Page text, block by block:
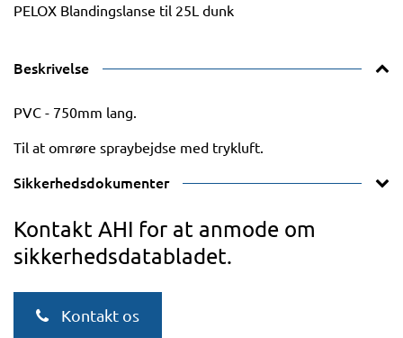
PELOX Blandingslanse til 25L dunk
Beskrivelse
PVC - 750mm lang.
Til at omrøre spraybejdse med trykluft.
Sikkerhedsdokumenter
Kontakt AHI for at anmode om
sikkerhedsdatabladet.
Kontakt os